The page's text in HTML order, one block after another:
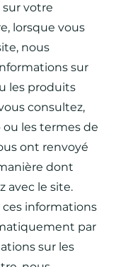
sur votre
lorsque vous
nous
sur
les produits
consultez,
ou les termes de
ont renvoyé
dont
avec le site.
informations
par
sur les